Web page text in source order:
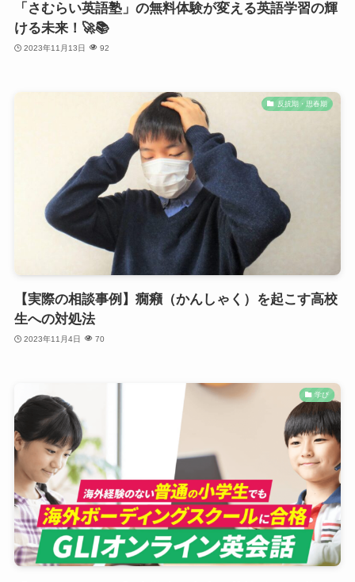
「さむらい英語塾」の無料体験が変える英語学習の輝
ける未来！🚀📚
2023年11月13日 92
反抗期・思春期
【実際の相談事例】癇癪（かんしゃく）を起こす高校
生への対処法
2023年11月4日 70
学び